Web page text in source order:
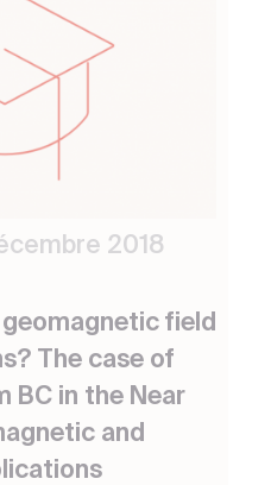
2018
field
The case of
BC in the Near
and